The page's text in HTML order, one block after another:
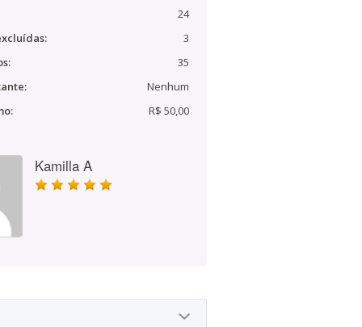
24
3
35
Nenhum
R$ 50,00
Kamilla A